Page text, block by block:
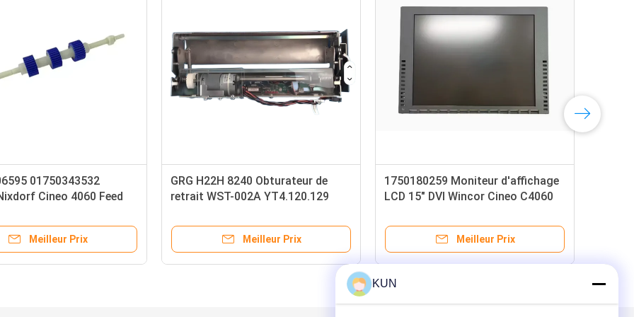
01750231462 Wincor Nixdorf
Cineo C4040 Transfer Unit Safe 2
01750212682 Wincor Cineo C4060
RM3 Reel Storage Box CRS Cpt
01750306595 01750343532
Wincor Nixdorf Cineo 4060 Feed
01750239538 1750306595
KUN